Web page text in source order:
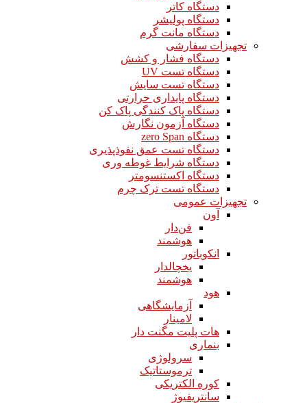
دستگاه کاتر
دستگاه پولیشر
دستگاه مانت گرم
تجهیزات سفارشی
دستگاه فشار و کشش
دستگاه تست UV
دستگاه تست سایش
دستگاه پایداری حرارتی
دستگاه پاک کنندگی پاک کن
دستگاه آزمون نگارش
دستگاه zero Span
دستگاه تست عمق نفوذپذیری
دستگاه شرایط غوطه وری
دستگاه اکستنسومتر
دستگاه تست ترک چرم
تجهیزات عمومی
آون
فن‌دار
هوشمند
انکوباتور
یخچالدار
هوشمند
هود
آزمایشگاهی
لامینار​​​​​​​
هات پلیت مگنت دار​​​​​​​
بنماری
سرولوژی
ترموستاتیک
کوره الکتریکی
سانتریفیوژ